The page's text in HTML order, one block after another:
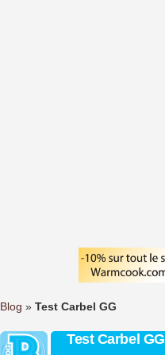
Blog » Test Carbel GG
Test Carbel GG